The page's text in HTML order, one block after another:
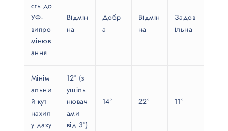
сть до
УФ-
випро
мінюв
ання
Відмін
на
Добр
а
Відмін
на
Задов
ільна
Мінім
альни
й кут
нахил
у даху
12° (з
ущіль
нювач
ами
від 3°)
14° 22° 11°